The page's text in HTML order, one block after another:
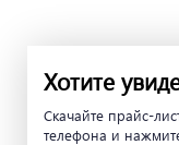
Хотите
Скачайте прайс-
телефона и